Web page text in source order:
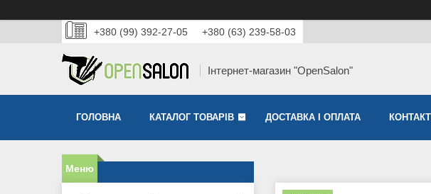
+380 (99) 392-27-05 +380 (63) 239-58-03
Інтернет-магазин "OpenSalon"
ГОЛОВНА КАТАЛОГ ТОВАРІВ ДОСТАВКА І ОПЛАТА